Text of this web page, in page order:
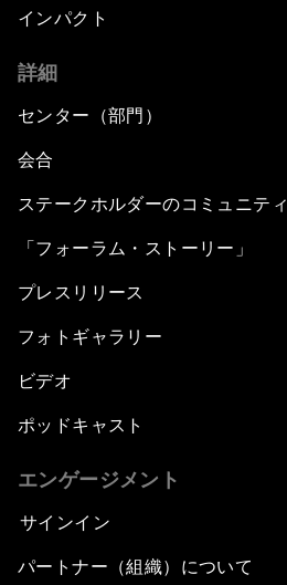
インパクト
詳細
センター（部門）
会合
ステークホルダーのコミュニティ
「フォーラム・ストーリー」
プレスリリース
フォトギャラリー
ビデオ
ポッドキャスト
エンゲージメント
サインイン
パートナー（組織）について